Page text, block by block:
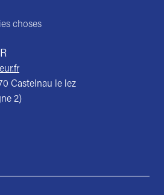
choses
Castelnau le lez
2)